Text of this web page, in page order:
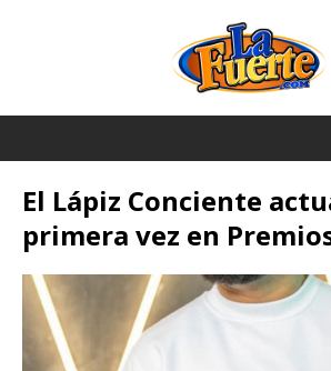
El Lápiz Conciente
primera vez en